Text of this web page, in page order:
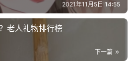
2021年11月5日 14:55
老人礼物排行榜
下一篇